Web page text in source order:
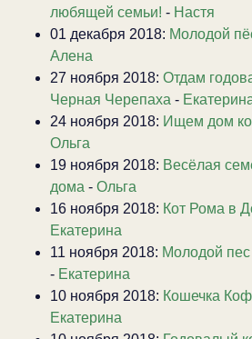
любящей семьи! - Настя
01 декабря 2018: Молодой
Алена
27 ноября 2018: Отдам
Черная Черепаха -
24 ноября 2018: Ищем дом
Ольга
19 ноября 2018: Весёлая
дома - Ольга
16 ноября 2018: Кот Рома в
Екатерина
11 ноября 2018: Молодой
- Екатерина
10 ноября 2018: Кошечка
Екатерина